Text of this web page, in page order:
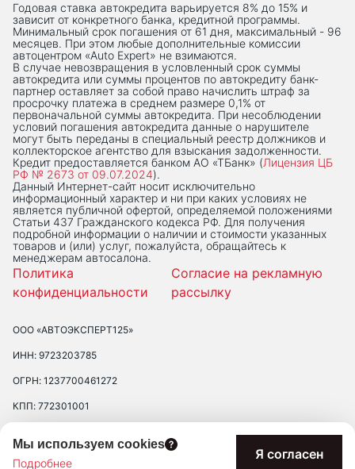
Мы используем cookies
Подробнее
Я согласен
Годовая ставка автокредита варьируется 8% до 15% и
зависит от конкретного банка, кредитной программы.
Минимальный срок погашения от 61 дня, максимальный - 96
месяцев. При этом любые дополнительные комиссии
автоцентром «Auto Expert» не взимаются.
В случае невозвращения в условленный срок суммы
автокредита или суммы процентов по автокредиту банк-
партнер оставляет за собой право начислить штраф за
просрочку платежа в среднем размере 0,1% от
первоначальной суммы автокредита. При несоблюдении
условий погашения автокредита данные о нарушителе
могут быть переданы в специальный реестр должников и
коллекторское агентство для взыскания задолженности.
Кредит предоставляется банком АО «ТБанк» (Лицензия ЦБ
РФ № 2673 от 09.07.2024).
Данный Интернет-сaйт носит исключительно
информационный характер и ни при каких условиях не
является публичной офертой, определяемой положениями
Статьи 437 Гражданского кодекса РФ. Для получения
подробной информации о наличии и стоимости указанных
товаров и (или) услуг, пожалуйста, обращайтесь к
менеджерам автосалона.
Политика
конфиденциальности
Согласие на рекламную
рассылку
ООО «АВТОЭКСПЕРТ125»
ИНН: 9723203785
ОГРН: 1237700461272
КПП: 772301001
47, ПОМ. 2/Н